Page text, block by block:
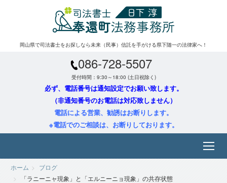
岡山県で司法書士をお探しなら未来（民事）信託を手がける県下随一の法律家へ！
086-728-5507
受付時間：9:30～18:00 (土日祝除く)
必ず、電話番号は通知設定でお願い致します。
（非通知番号のお電話は対応致しません）
電話による営業、勧誘はお断りします。
※電話でのご相談は、お断りしております。
ホーム
ブログ
「ラニーニャ現象」と「エルニーニョ現象」の共存状態